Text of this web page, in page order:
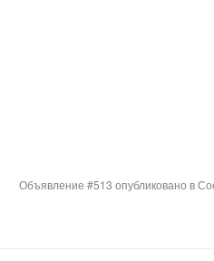
Объявление #513 опубликовано в